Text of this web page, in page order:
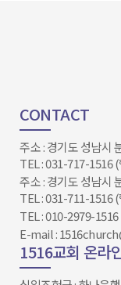
CONTACT
주소 : 경기도 성남시
TEL : 031-717-1516
주소 : 경기도 성남시
TEL : 031-711-1516
TEL : 010-2979-
E-mail :
1516교회 온라